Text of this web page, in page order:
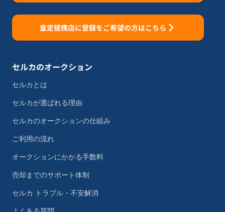
査定提携店に登録をご希望の方はこちら
セルカのオークション
セルカとは
セルカが選ばれる理由
セルカのオークションの仕組み
ご利用の流れ
オークションにかかる手数料
売却までのサポート体制
セルカ トラブル・不安解消